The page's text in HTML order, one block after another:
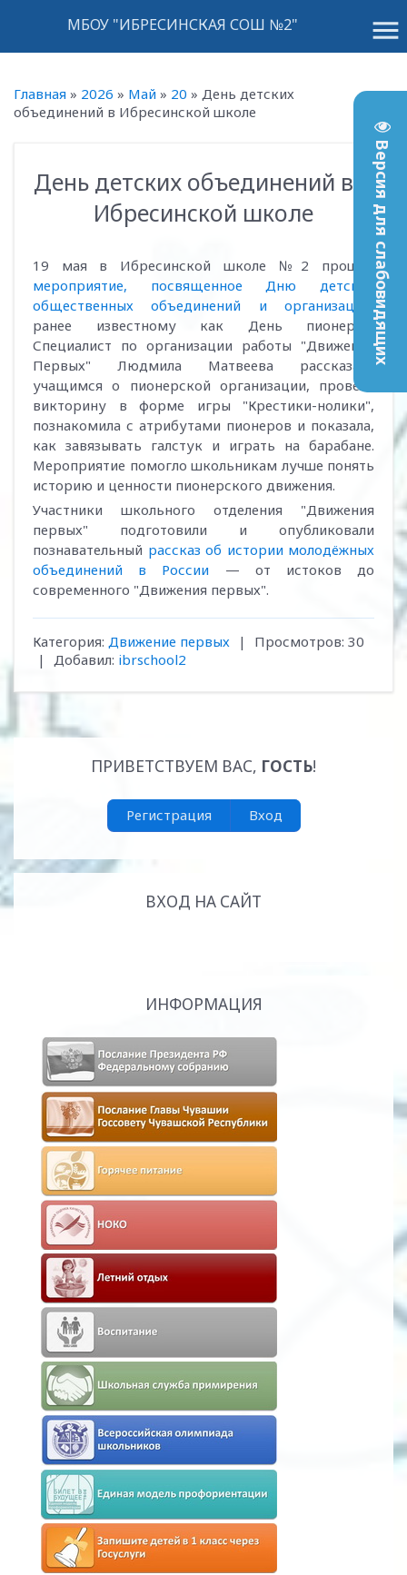
Версия для слабовидящих
menu
МБОУ "ИБРЕСИНСКАЯ СОШ №2"
Главная » 2026 » Май » 20 » День детских
объединений в Ибресинской школе
День детских объединений в
Ибресинской школе
19 мая в Ибресинской школе №2 прошло
мероприятие, посвященное Дню детских
общественных объединений и организаций
,
ранее известному как День пионерии.
Специалист по организации работы "Движение
Первых" Людмила Матвеева рассказала
учащимся о пионерской организации, провела
викторину в форме игры "Крестики-нолики",
познакомила с атрибутами пионеров и показала,
как завязывать галстук и играть на барабане.
Мероприятие помогло школьникам лучше понять
историю и ценности пионерского движения.
Участники школьного отделения "Движения
первых" подготовили и опубликовали
познавательный рассказ об истории молодёжных
объединений в России — от истоков до
современного "Движения первых".
Категория: Движение первых | Просмотров: 30
|
Добавил: ibrschool2
ПРИВЕТСТВУЕМ ВАС, ГОСТЬ!
Регистрация Вход
ВХОД НА САЙТ
ИНФОРМАЦИЯ